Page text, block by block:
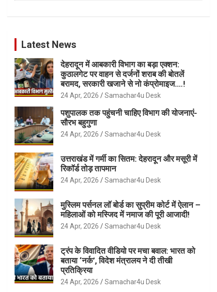
Latest News
देहरादून में आबकारी विभाग का बड़ा एक्शन:
कुठालगेट पर वाहन से दर्जनों शराब की बोतलें
बरामद, सरकारी खजाने से नो कंप्रोमाइज….!
24 Apr, 2026 Samachar4u Desk
पशुपालक तक पहुंचनी चाहिए विभाग की योजनाएं-
सौरभ बहुगुणा
24 Apr, 2026 Samachar4u Desk
उत्तराखंड में गर्मी का सितम: देहरादून और मसूरी में
रिकॉर्ड तोड़ तापमान
24 Apr, 2026 Samachar4u Desk
मुस्लिम पर्सनल लॉ बोर्ड का सुप्रीम कोर्ट में ऐलान –
महिलाओं को मस्जिद में नमाज की पूरी आजादी!
24 Apr, 2026 Samachar4u Desk
ट्रंप के विवादित वीडियो पर मचा बवाल: भारत को
बताया ‘नर्क’, विदेश मंत्रालय ने दी तीखी
प्रतिक्रिया
24 Apr, 2026 Samachar4u Desk